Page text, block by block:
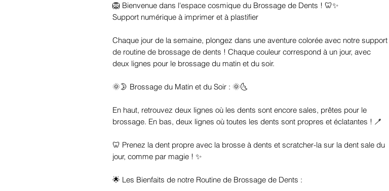
🦁 Bienvenue dans l'espace cosmique du Brossage de Dents ! 🦷✨
Support numérique à imprimer et à plastifier
Chaque jour de la semaine, plongez dans une aventure colorée avec notre support
de routine de brossage de dents ! Chaque couleur correspond à un jour, avec
deux lignes pour le brossage du matin et du soir.
🌞🌛 Brossage du Matin et du Soir : 🌞🌜
En haut, retrouvez deux lignes où les dents sont encore sales, prêtes pour le
brossage. En bas, deux lignes où toutes les dents sont propres et éclatantes ! 🪥
🦷 Prenez la dent propre avec la brosse à dents et scratcher-la sur la dent sale du
jour, comme par magie ! ✨
🌟 Les Bienfaits de notre Routine de Brossage de Dents :